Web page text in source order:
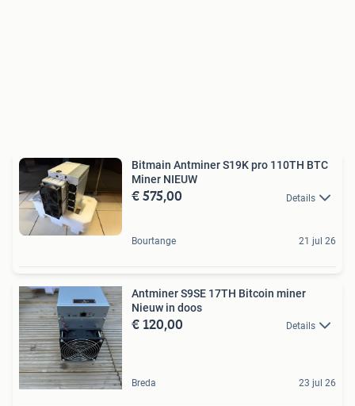
Bitmain Antminer S19K pro 110TH BTC
Miner NIEUW
€ 575,00 Details
Bourtange 21 jul 26
Antminer S9SE 17TH Bitcoin miner
Nieuw in doos
€ 120,00 Details
Breda 23 jul 26